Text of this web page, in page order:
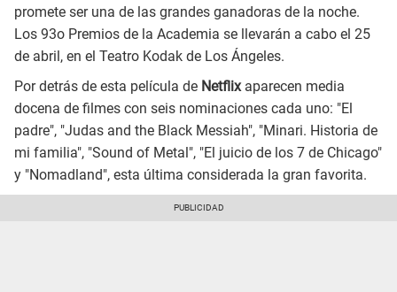
promete ser una de las grandes ganadoras de la noche.
Los 93o Premios de la Academia se llevarán a cabo el 25
de abril, en el Teatro Kodak de Los Ángeles.
Por detrás de esta película de Netflix aparecen media
docena de filmes con seis nominaciones cada uno: "El
padre", "Judas and the Black Messiah", "Minari. Historia de
mi familia", "Sound of Metal", "El juicio de los 7 de Chicago"
y "Nomadland", esta última considerada la gran favorita.